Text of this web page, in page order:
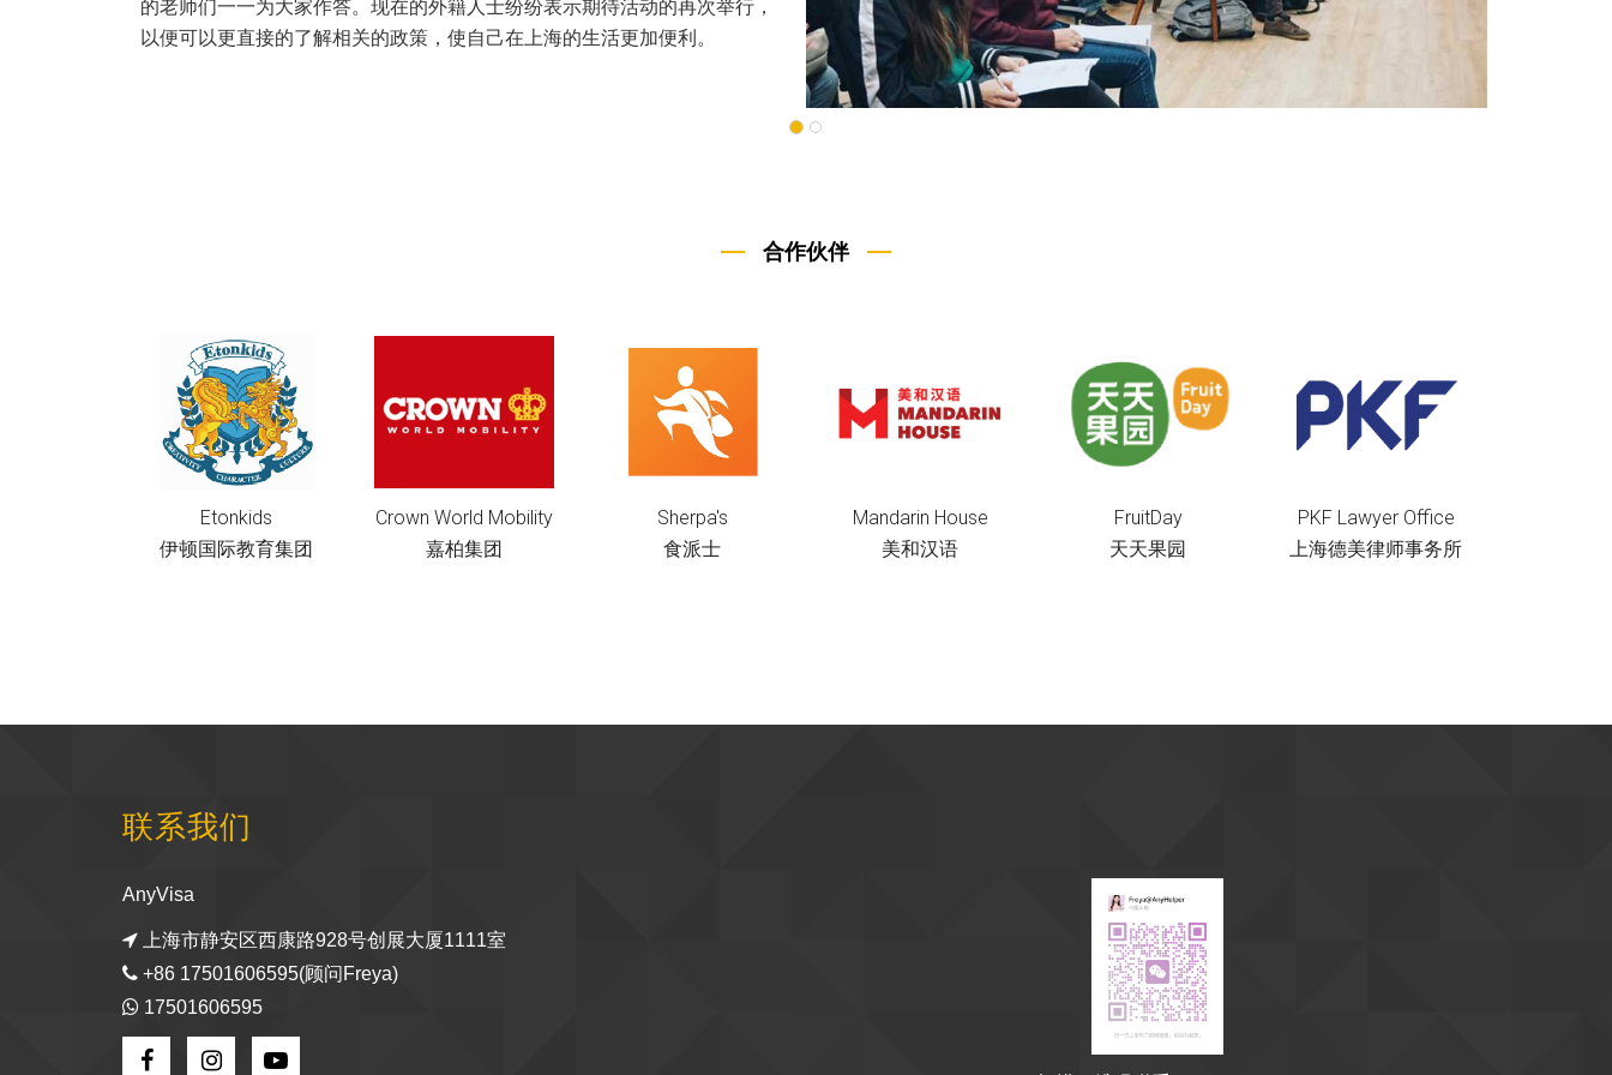
合作伙伴
Crown World Mobility
嘉柏集团
Sherpa's
食派士
Mandarin House
美和汉语
FruitDay
天天果园
PKF Lawyer Office
上海德美律师事务所
AnyHelper
联系我们
AnyVisa
上海市静安区西康路928号创展大厦1111室
+86 17501606595(顾问Freya)
17501606595